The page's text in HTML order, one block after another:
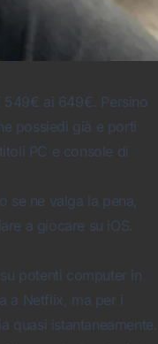
549€ ai 649€. Persino
possiedi già e porti
PC e console di
se ne valga la pena,
a giocare su iOS.
potenti computer in
a Netflix, ma per i
quasi istantaneamente.